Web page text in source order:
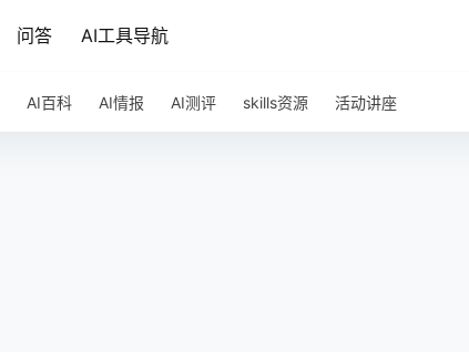
问答 AI工具导航
AI百科 AI情报 AI测评 skills资源 活动讲座